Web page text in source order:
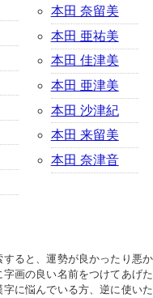
本田 奈留美
本田 亜祐美
本田 佳津美
本田 亜津美
本田 沙津紀
本田 来留美
本田 奈津音
ると、運勢が良かったり悪か
画の良い名前をつけてあげた
に悩んでいる方、逆に使いた